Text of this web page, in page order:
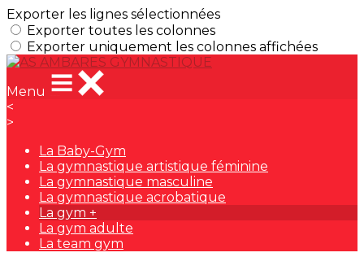
Exporter les lignes sélectionnées
Exporter toutes les colonnes
Exporter uniquement les colonnes affichées
Menu
<
>
La Baby-Gym
La gymnastique artistique féminine
La gymnastique masculine
La gymnastique acrobatique
La gym +
La gym adulte
La team gym